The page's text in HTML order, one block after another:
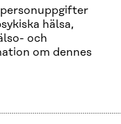
hälsa,
och
om dennes